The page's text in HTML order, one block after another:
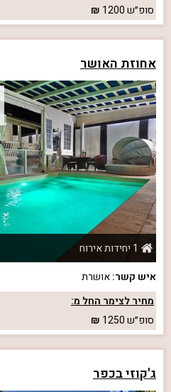
סופ״ש1200
אחוזת האושר
1 יחידות אירוח
איש קשר:אושרת
מחיר לצימר החל מ:
סופ״ש1250
ג'קוזי בכפר